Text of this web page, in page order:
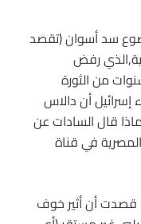
سد أسوان (تقصد
رفض
من الثورة
وزراء إسرائيل أن دالاس
قال السادات عن
في قناة
قصدت أن أثير خوف